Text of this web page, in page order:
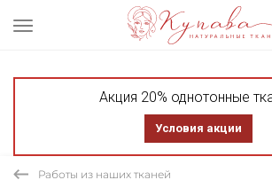
Акция 20% однотонные
Условия акции
Работы из наших тканей